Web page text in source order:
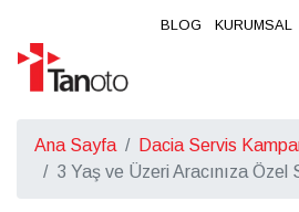
BLOG KURUMSAL
Ana Sayfa
Dacia Servis
3 Yaş ve Üzeri Aracınıza Özel